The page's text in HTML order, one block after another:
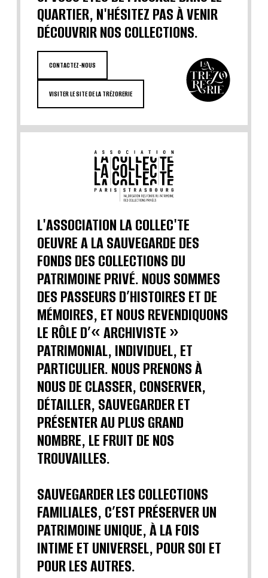
QUARTIER, N'HÉSITEZ PAS À VENIR
DÉCOUVRIR NOS COLLECTIONS.
CONTACTEZ-NOUS
VISITER LE SITE DE LA TRÉZORERIE
L'ASSOCIATION LA COLLEC'TE
OEUVRE A LA SAUVEGARDE DES
FONDS DES COLLECTIONS DU
PATRIMOINE PRIVÉ. NOUS SOMMES
DES PASSEURS D’HISTOIRES ET DE
MÉMOIRES, ET NOUS REVENDIQUONS
LE RÔLE D’« ARCHIVISTE »
PATRIMONIAL, INDIVIDUEL, ET
PARTICULIER. NOUS PRENONS À
NOUS DE CLASSER, CONSERVER,
DÉTAILLER, SAUVEGARDER ET
PRÉSENTER AU PLUS GRAND
NOMBRE, LE FRUIT DE NOS
TROUVAILLES.
SAUVEGARDER LES COLLECTIONS
FAMILIALES, C’EST PRÉSERVER UN
PATRIMOINE UNIQUE, À LA FOIS
INTIME ET UNIVERSEL, POUR SOI ET
POUR LES AUTRES.